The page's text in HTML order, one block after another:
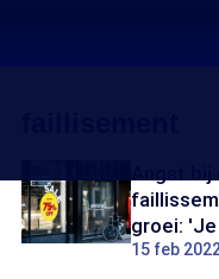
groei:
15 feb